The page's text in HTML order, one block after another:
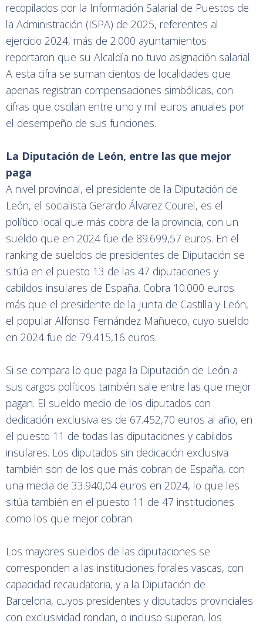
recopilados por la Información Salarial de Puestos de
la Administración (ISPA) de 2025, referentes al
ejercicio 2024, más de 2.000 ayuntamientos
reportaron que su Alcaldía no tuvo asignación salarial.
A esta cifra se suman cientos de localidades que
apenas registran compensaciones simbólicas, con
cifras que oscilan entre uno y mil euros anuales por
el desempeño de sus funciones.
La Diputación de León, entre las que mejor
paga
A nivel provincial, el presidente de la Diputación de
León, el socialista Gerardo Álvarez Courel, es el
político local que más cobra de la provincia, con un
sueldo que en 2024 fue de 89.699,57 euros. En el
ranking de sueldos de presidentes de Diputación se
sitúa en el puesto 13 de las 47 diputaciones y
cabildos insulares de España. Cobra 10.000 euros
más que el presidente de la Junta de Castilla y León,
el popular Alfonso Fernández Mañueco, cuyo sueldo
en 2024 fue de 79.415,16 euros.
Si se compara lo que paga la Diputación de León a
sus cargos políticos también sale entre las que mejor
pagan. El sueldo medio de los diputados con
dedicación exclusiva es de 67.452,70 euros al año, en
el puesto 11 de todas las diputaciones y cabildos
insulares. Los diputados sin dedicación exclusiva
también son de los que más cobran de España, con
una media de 33.940,04 euros en 2024, lo que les
sitúa también en el puesto 11 de 47 instituciones
como los que mejor cobran.
Los mayores sueldos de las diputaciones se
corresponden a las instituciones forales vascas, con
capacidad recaudatoria, y a la Diputación de
Barcelona, cuyos presidentes y diputados provinciales
con exclusividad rondan, o incluso superan, los